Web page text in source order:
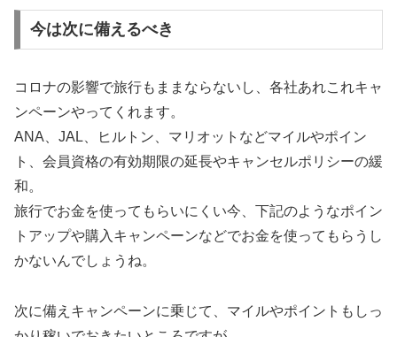
今は次に備えるべき
コロナの影響で旅行もままならないし、各社あれこれキャ
ンペーンやってくれます。
ANA、JAL、ヒルトン、マリオットなどマイルやポイン
ト、会員資格の有効期限の延長やキャンセルポリシーの緩
和。
旅行でお金を使ってもらいにくい今、下記のようなポイン
トアップや購入キャンペーンなどでお金を使ってもらうし
かないんでしょうね。
次に備えキャンペーンに乗じて、マイルやポイントもしっ